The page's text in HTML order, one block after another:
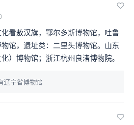
看敖汉旗，鄂尔多斯博物馆，吐鲁
馆，遗址类：二里头博物馆。山东
）博物馆；浙江杭州良渚博物院。
辽宁省博物馆